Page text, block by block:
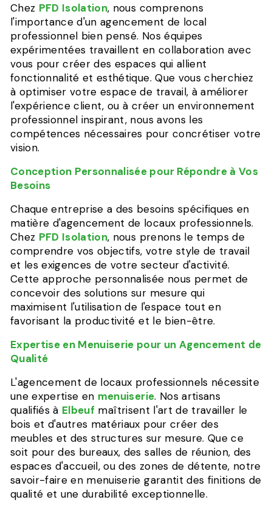
Chez PFD Isolation, nous comprenons
l'importance d'un agencement de local
professionnel bien pensé. Nos équipes
expérimentées travaillent en collaboration avec
vous pour créer des espaces qui allient
fonctionnalité et esthétique. Que vous cherchiez
à optimiser votre espace de travail, à améliorer
l'expérience client, ou à créer un environnement
professionnel inspirant, nous avons les
compétences nécessaires pour concrétiser votre
vision.
Conception Personnalisée pour Répondre à Vos
Besoins
Chaque entreprise a des besoins spécifiques en
matière d'agencement de locaux professionnels.
Chez PFD Isolation, nous prenons le temps de
comprendre vos objectifs, votre style de travail
et les exigences de votre secteur d'activité.
Cette approche personnalisée nous permet de
concevoir des solutions sur mesure qui
maximisent l'utilisation de l'espace tout en
favorisant la productivité et le bien-être.
Expertise en Menuiserie pour un Agencement de
Qualité
L'agencement de locaux professionnels nécessite
une expertise en menuiserie. Nos artisans
qualifiés à Elbeuf maîtrisent l'art de travailler le
bois et d'autres matériaux pour créer des
meubles et des structures sur mesure. Que ce
soit pour des bureaux, des salles de réunion, des
espaces d'accueil, ou des zones de détente, notre
savoir-faire en menuiserie garantit des finitions de
qualité et une durabilité exceptionnelle.